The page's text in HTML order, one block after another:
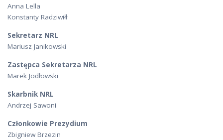
Anna Lella
Konstanty Radziwiłł
Sekretarz NRL
Mariusz Janikowski
Zastępca Sekretarza NRL
Marek Jodłowski
Skarbnik NRL
Andrzej Sawoni
Członkowie Prezydium
Zbigniew Brzezin